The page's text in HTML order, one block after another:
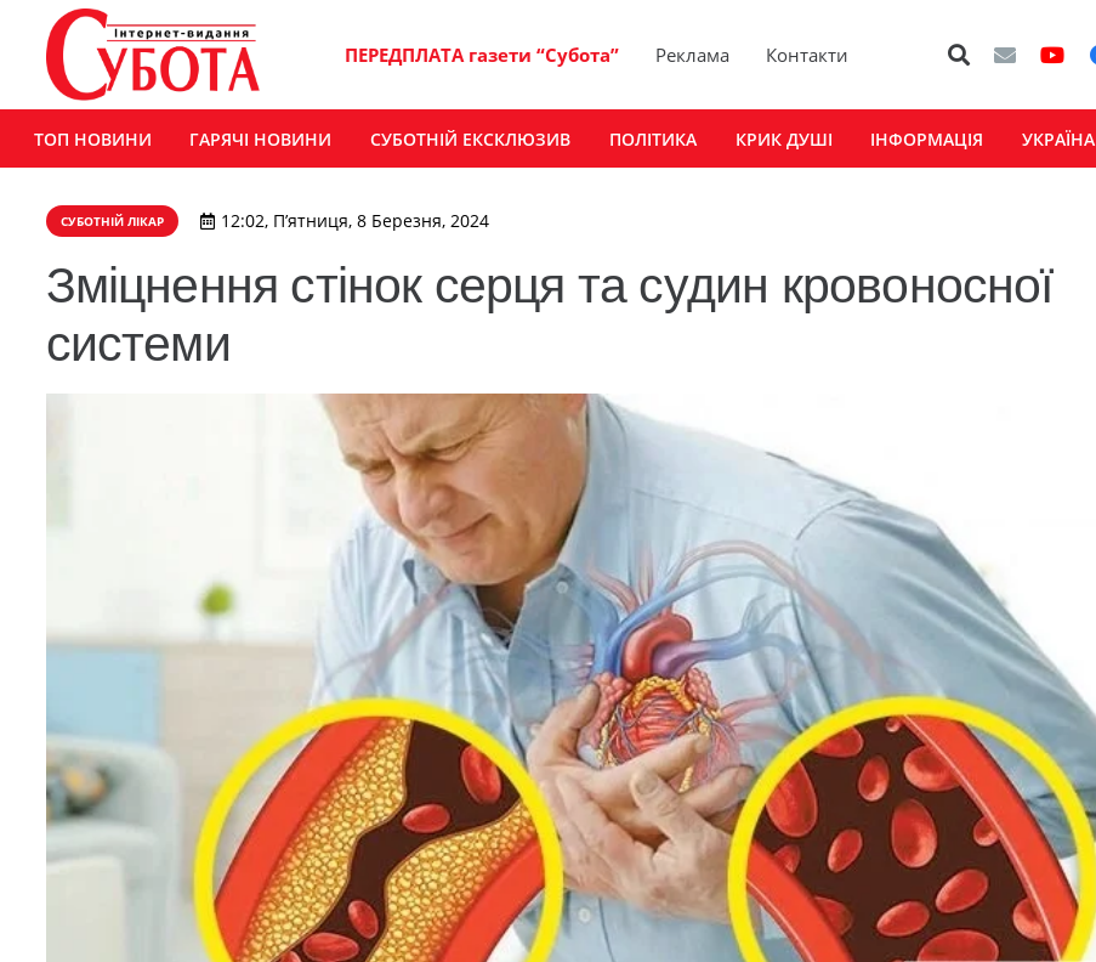
ПЕРЕДПЛАТА газети “Субота” Реклама Контакти
ТОП НОВИНИ ГАРЯЧІ НОВИНИ СУБОТНІЙ ЕКСКЛЮЗИВ ПОЛІТИКА КРИК ДУШІ ІНФОРМАЦІЯ УКРАЇНА
СУБОТНІЙ ЛІКАР 12:02, П’ятниця, 8 Березня, 2024
Зміцнення стінок серця та судин кровоносної
системи